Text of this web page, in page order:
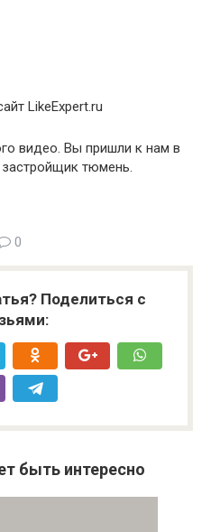
LikeExpert.ru
видео. Вы пришли к нам в
тюмень.
0
Поделиться с
быть интересно